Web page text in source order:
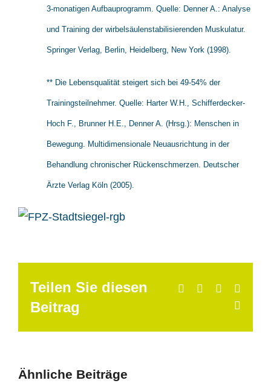
3-monatigen Aufbauprogramm. Quelle: Denner A.: Analyse
und Training der wirbelsäulenstabilisierenden Muskulatur.
Springer Verlag, Berlin, Heidelberg, New York (1998).
** Die Lebensqualität steigert sich bei 49-54% der
Trainingsteilnehmer. Quelle: Harter W.H., Schifferdecker-
Hoch F., Brunner H.E., Denner A. (Hrsg.): Menschen in
Bewegung. Multidimensionale Neuausrichtung in der
Behandlung chronischer Rückenschmerzen. Deutscher
Ärzte Verlag Köln (2005).
Teilen Sie diesen
Beitrag
Facebook LinkedIn
Ähnliche Beiträge